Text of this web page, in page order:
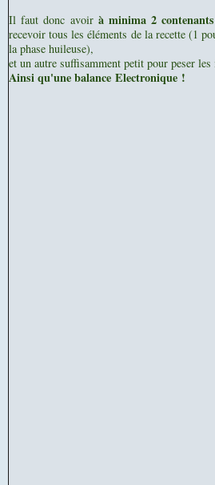
Il faut donc avoirà minima 2
recevoir tous les éléments de la recette (1
la phase huileuse),
et un autre suffisamment petit pour peser
Ainsi qu'une balance Electronique !